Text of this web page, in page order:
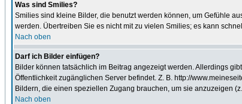
Was sind Smilies?
Smilies sind kleine Bilder, die benutzt werden können, um Gefühle
werden. Übertreiben Sie es nicht mit zu vielen Smilies; es kann
Nach oben
Darf ich Bilder einfügen?
Bilder können tatsächlich im Beitrag angezeigt werden. Allerdings
Öffentlichkeit zugänglichen Server befindet. Z. B. http://
Bildern, die einen speziellen Zugang brauchen, um sie anzuzeigen
Nach oben